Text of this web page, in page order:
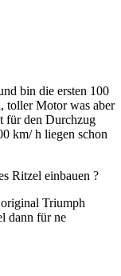
bin die ersten 100
toller Motor was aber
für den Durchzug
km/ h liegen schon
Ritzel einbauen ?
Triumph
dann für ne